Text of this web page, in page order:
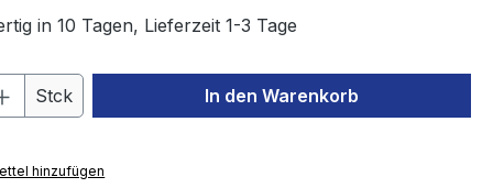
in 10 Tagen, Lieferzeit 1-3 Tage
Anzahl: Gib den gewünschten Wert
Stck In den Warenkorb
hinzufügen